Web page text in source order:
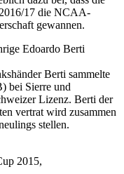
17 die NCAA-
gewannen.
Edoardo Berti
Berti sammelte
bei Sierre und
Lizenz. Berti der
vertrat wird zusammen
stellen.
2015,